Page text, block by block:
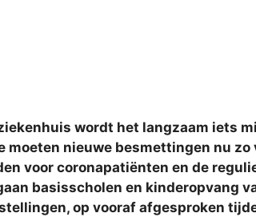
wordt het langzaam iets
nieuwe besmettingen nu
voor coronapatiënten en de
basisscholen en kinderopvang
op vooraf afgesproken